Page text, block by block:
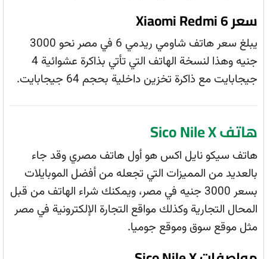
سعر Xiaomi Redmi 6
يبلغ سعر هاتف شاومي ريدمي 6 في مصر نحو 3000
جنيه وهذا لنسخة الهاتف التي تأتي بذاكرة عشوائية 4
جيجابايت مع ذاكرة تخزين داخلية بحجم 64 جيجابايت.
هاتف Sico Nile X
هاتف سيكو نايل اكس هو أول هاتف مصري وقد جاء
بالعديد من المميزات التي تجعله من أفضل الموبايلات
بسعر 3000 جنيه في مصر، ويمكنك شراء الهاتف من قبل
المحال التجارية وكذلك مواقع التجارة الإلكترونية في مصر
مثل موقع سوق وموقع جوميا.